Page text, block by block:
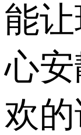
能
心
欢